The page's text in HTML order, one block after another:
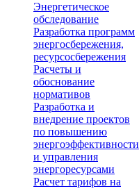
Энергетическое
обследование
Разработка программ
энергосбережения,
ресурсосбережения
Расчеты и
обоснование
нормативов
Разработка и
внедрение проектов
по повышению
энергоэффективности
и управления
энергоресурсами
Расчет тарифов на